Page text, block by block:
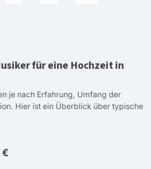
für eine Hochzeit in
je nach Erfahrung, Umfang der
Hier ist ein Überblick über typische
€